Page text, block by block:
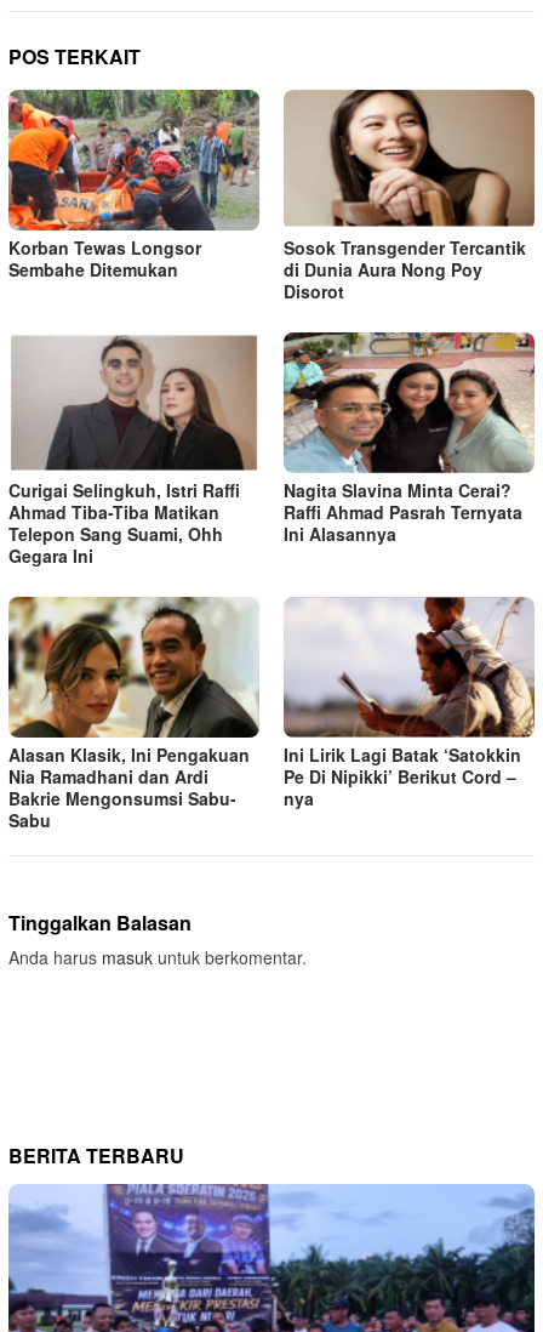
POS TERKAIT
Korban Tewas Longsor
Sembahe Ditemukan
Sosok Transgender Tercantik
di Dunia Aura Nong Poy
Disorot
Curigai Selingkuh, Istri Raffi
Ahmad Tiba-Tiba Matikan
Telepon Sang Suami, Ohh
Gegara Ini
Nagita Slavina Minta Cerai?
Raffi Ahmad Pasrah Ternyata
Ini Alasannya
Alasan Klasik, Ini Pengakuan
Nia Ramadhani dan Ardi
Bakrie Mengonsumsi Sabu-
Sabu
Ini Lirik Lagi Batak ‘Satokkin
Pe Di Nipikki’ Berikut Cord –
nya
Tinggalkan Balasan
Anda harus masuk untuk berkomentar.
BERITA TERBARU